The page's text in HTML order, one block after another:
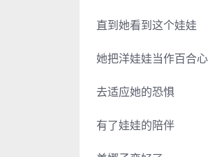
直到她看到这个娃娃
她把洋娃娃当作百合心
去适应她的恐惧
有了娃娃的陪伴